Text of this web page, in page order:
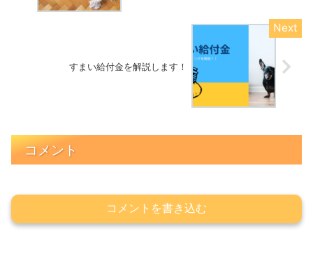
すまい給付金を解説します！
コメント
コメントを書き込む